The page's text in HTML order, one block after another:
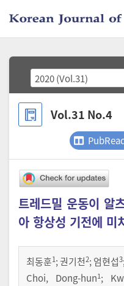
2020 (Vol.31)
Vol.31 No.4
트레드밀 운동이 알
아 항상성 기전에 미
최동훈1;권기천2;엄현섭3
Choi, Dong-hun1;